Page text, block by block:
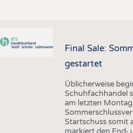
Final Sale:
gestartet
Üblicherweise
Schuhfachhandel
am letzten
Startschuss somit